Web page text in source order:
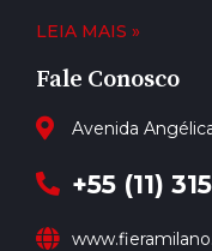
LEIA MAIS »
Fale Conosco
Avenida
+55 (11)